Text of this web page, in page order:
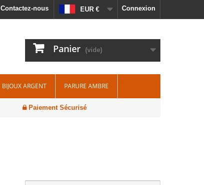
Connexion
EUR €
Contactez-nous
Panier (vide)
BIJOUX ARGENT PARURE AMBRE
Paiement Sécurisé